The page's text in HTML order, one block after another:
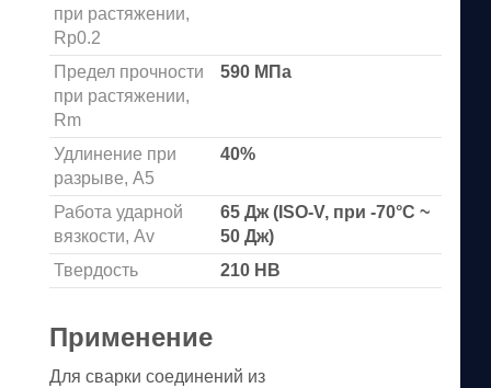
при растяжении,
Rp0.2
Предел прочности
при растяжении,
Rm
590 МПа
Удлинение при
разрыве, А5
40%
Работа ударной
вязкости, Аv
65 Дж (ISO-V, при -70°С ~
50 Дж)
Твердость
210 HB
Применение
Для сварки соединений из